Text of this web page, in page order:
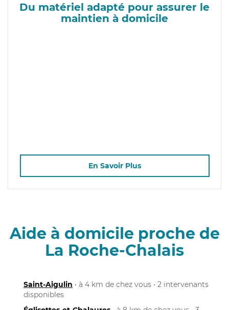
Du matériel adapté pour assurer le
maintien à domicile
En Savoir Plus
Aide à domicile proche de
La Roche-Chalais
Saint-Aigulin • à 4 km de chez vous • 2 intervenants
disponibles